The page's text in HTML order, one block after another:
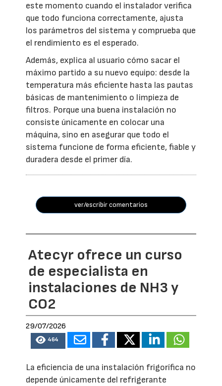
este momento cuando el instalador verifica
que todo funciona correctamente, ajusta
los parámetros del sistema y comprueba que
el rendimiento es el esperado.
Además, explica al usuario cómo sacar el
máximo partido a su nuevo equipo: desde la
temperatura más eficiente hasta las pautas
básicas de mantenimiento o limpieza de
filtros. Porque una buena instalación no
consiste únicamente en colocar una
máquina, sino en asegurar que todo el
sistema funcione de forma eficiente, fiable y
duradera desde el primer día.
ver/escribir comentarios
Atecyr ofrece un curso
de especialista en
instalaciones de NH3 y
CO2
29/07/2026
464
La eficiencia de una instalación frigorífica no
depende únicamente del refrigerante